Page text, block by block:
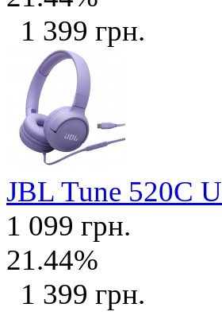
1 399 грн.
JBL Tune 520C
1 099 грн.
21.44%
1 399 грн.